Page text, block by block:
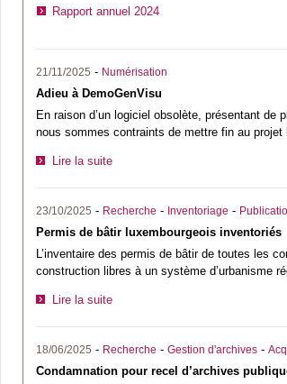
Rapport annuel 2024
21/11/2025 - Numérisation
Adieu à DemoGenVisu
En raison d’un logiciel obsolète, présentant de
nous sommes contraints de mettre fin au
Lire la suite
23/10/2025 - Recherche - Inventoriage -
Permis de bâtir luxembourgeois inventoriés
L’inventaire des permis de bâtir de toutes les
construction libres à un système d’urbanisme
Lire la suite
18/06/2025 - Recherche - Gestion d'archives-
Condamnation pour recel d’archives